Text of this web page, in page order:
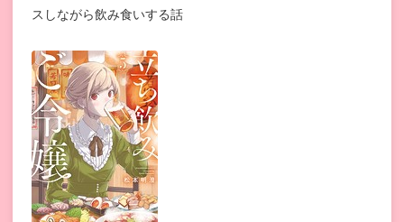
スしながら飲み食いする話